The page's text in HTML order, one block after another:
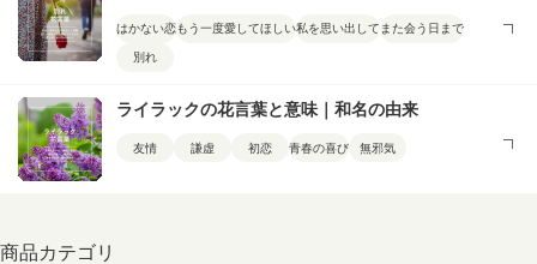
はかない恋もう一度愛してほしい私を思い出して また会う日まで
別れ
ライラックの花言葉と意味｜和名の由来
友情 謙虚 初恋 青春の喜び 無邪気
商品カテゴリ